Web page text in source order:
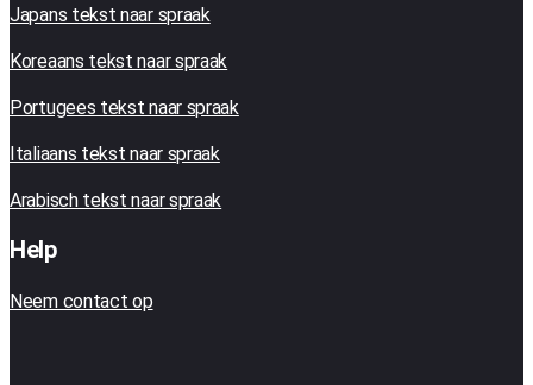
Japans tekst naar spraak
Koreaans tekst naar spraak
Portugees tekst naar spraak
Italiaans tekst naar spraak
Arabisch tekst naar spraak
Help
Neem contact op